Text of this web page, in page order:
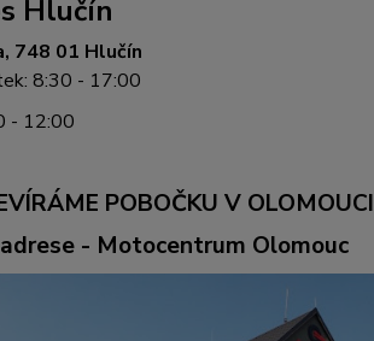
Hlučín
748 01 Hlučín
8:30 - 17:00
- 12:00
POBOČKU V OLOMOUCI
- Motocentrum Olomouc